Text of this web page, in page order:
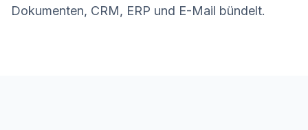
Dokumenten, CRM, ERP und E-Mail bündelt.